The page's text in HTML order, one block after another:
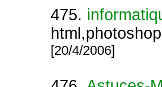
475.
[20/4/2006]